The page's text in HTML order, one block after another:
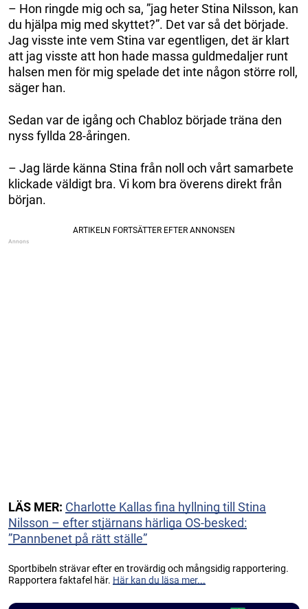
– Hon ringde mig och sa, ”jag heter Stina Nilsson, kan
du hjälpa mig med skyttet?”. Det var så det började.
Jag visste inte vem Stina var egentligen, det är klart
att jag visste att hon hade massa guldmedaljer runt
halsen men för mig spelade det inte någon större roll,
säger han.
Sedan var de igång och Chabloz började träna den
nyss fyllda 28-åringen.
– Jag lärde känna Stina från noll och vårt samarbete
klickade väldigt bra. Vi kom bra överens direkt från
början.
LÄS MER: Charlotte Kallas fina hyllning till Stina
Nilsson – efter stjärnans härliga OS-besked:
”Pannbenet på rätt ställe”
Sportbibeln strävar efter en trovärdig och mångsidig rapportering.
Rapportera faktafel här. Här kan du läsa mer...